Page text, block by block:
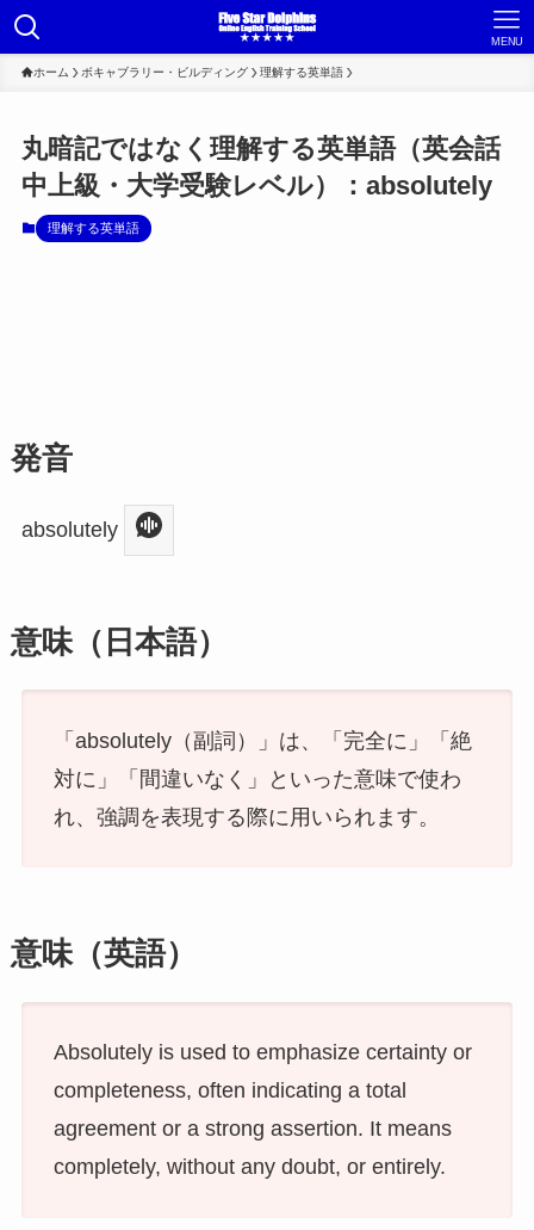
MENU
ホーム ボキャブラリー・ビルディング 理解する英単語
丸暗記ではなく理解する英単語（英会話
中上級・大学受験レベル）：absolutely
理解する英単語
発音
absolutely
意味（日本語）
「absolutely（副詞）」は、「完全に」「絶
対に」「間違いなく」といった意味で使わ
れ、強調を表現する際に用いられます。
意味（英語）
Absolutely is used to emphasize certainty or
completeness, often indicating a total
agreement or a strong assertion. It means
completely, without any doubt, or entirely.